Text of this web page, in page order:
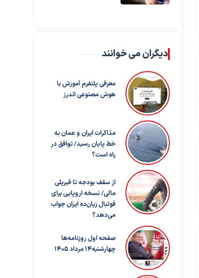
دیگران می خوانند
معرفی پلتفرم آموزش با
هوش مصنوعی اندرز
مذاکرات ایران و عمان به
خط پایان رسید/ توافق در
راه است؟
از سقف بودجه تا فیرپلی
مالی/ نسخه اروپایی برای
فوتبال زیان‌ده ایران جواب
می‌دهد؟
صفحه اول روزنامه‌ها
چهارشنبه14 مرداد 1405